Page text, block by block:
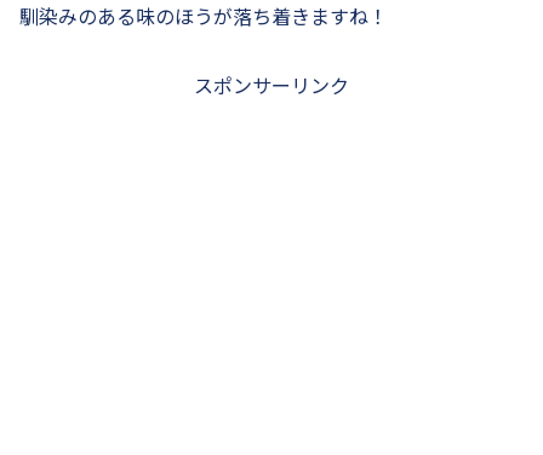
馴染みのある味のほうが落ち着きますね！
スポンサーリンク